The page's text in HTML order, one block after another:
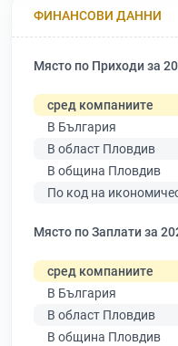
ФИНАНСОВИ ДАННИ
Място по Приходи за
сред компаниите
В България
В област Пловдив
В община Пловдив
По код на
Място по Заплати за
сред компаниите
В България
В област Пловдив
В община Пловдив